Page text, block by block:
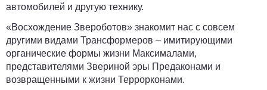
автомобилей и другую технику.
«Восхождение Звероботов» знакомит нас с совсем
другими видами Трансформеров – имитирующими
органические формы жизни Максималами,
представителями Звериной эры Предаконами и
возвращенными к жизни Террорконами.